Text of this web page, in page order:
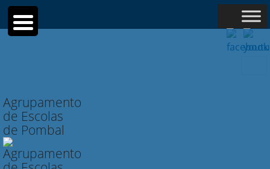
Agrupamento
de Escolas
de Pombal